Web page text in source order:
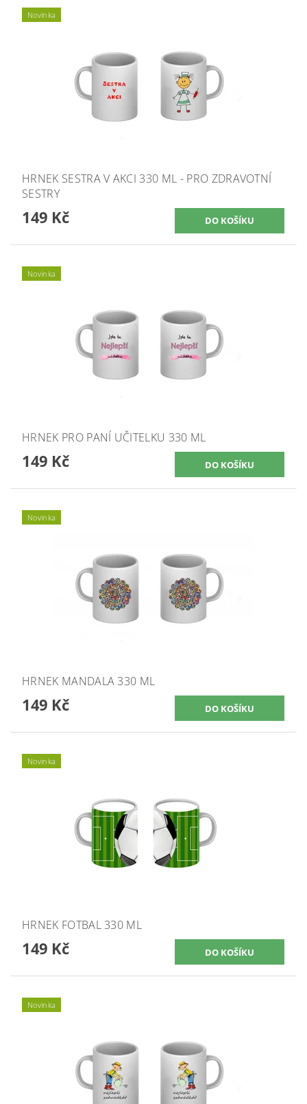
Novinka
HRNEK SESTRA V AKCI 330 ML - PRO ZDRAVOTNÍ
SESTRY
149 Kč
Novinka
HRNEK PRO PANÍ UČITELKU 330 ML
149 Kč
Novinka
HRNEK MANDALA 330 ML
149 Kč
Novinka
HRNEK FOTBAL 330 ML
149 Kč
Novinka